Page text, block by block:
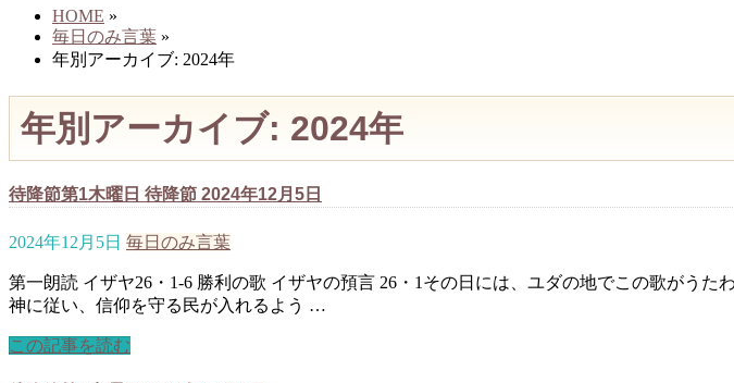
HOME »
毎日のみ言葉 »
年別アーカイブ: 2024年
年別アーカイブ: 2024年
待降節第1木曜日 待降節 2024年12月5日
2024年12月5日 毎日のみ言葉
第一朗読 イザヤ26・1-6 勝利の歌 イザヤの預言 26・1その日には、ユダの地でこの歌がう
神に従い、信仰を守る民が入れるよう …
この記事を読む